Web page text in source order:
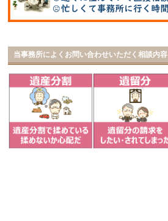
当事務所によくお問い合わせいただく相談内容